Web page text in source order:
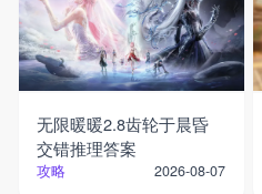
无限暖暖2.8齿轮于晨昏
交错推理答案
攻略 2026-08-07